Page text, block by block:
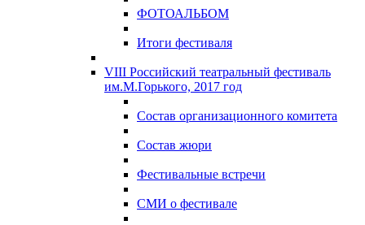
ФОТОАЛЬБОМ
Итоги фестиваля
VIII Российский театральный фестиваль
им.М.Горького, 2017 год
Состав организационного комитета
Состав жюри
Фестивальные встречи
СМИ о фестивале